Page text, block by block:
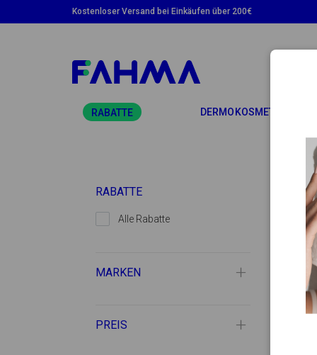
Kostenloser Versand bei Einkäufen über 200€
RABATTE DERMOKOSMETIK
RABATTE
Alle Rabatte
MARKEN
PREIS